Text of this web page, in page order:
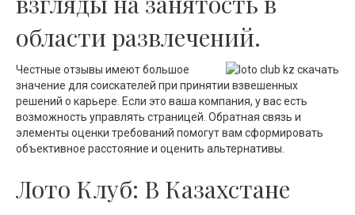
области развлечений.
Честные отзывы имеют большое
значение для соискателей при принятии взвешенных
решений о карьере. Если это ваша компания, у вас есть
возможность управлять страницей. Обратная связь и
элементы оценки требований помогут вам сформировать
объективное расстояние и оценить альтернативы.
Лото Клуб: В Казахстане